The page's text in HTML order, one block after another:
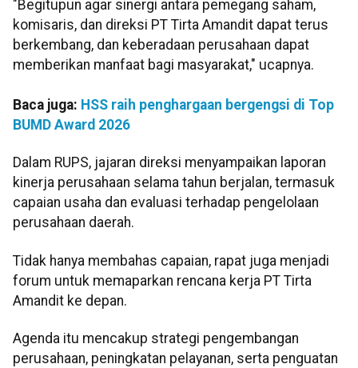
"Begitupun agar sinergi antara pemegang saham,
komisaris, dan direksi PT Tirta Amandit dapat terus
berkembang, dan keberadaan perusahaan dapat
memberikan manfaat bagi masyarakat," ucapnya.
Baca juga: HSS raih penghargaan bergengsi di Top
BUMD Award 2026
Dalam RUPS, jajaran direksi menyampaikan laporan
kinerja perusahaan selama tahun berjalan, termasuk
capaian usaha dan evaluasi terhadap pengelolaan
perusahaan daerah.
Tidak hanya membahas capaian, rapat juga menjadi
forum untuk memaparkan rencana kerja PT Tirta
Amandit ke depan.
Agenda itu mencakup strategi pengembangan
perusahaan, peningkatan pelayanan, serta penguatan